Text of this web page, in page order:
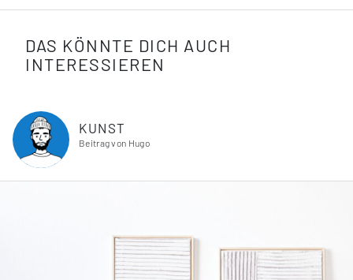
DAS KÖNNTE DICH AUCH
INTERESSIEREN
KUNST
Beitrag von Hugo